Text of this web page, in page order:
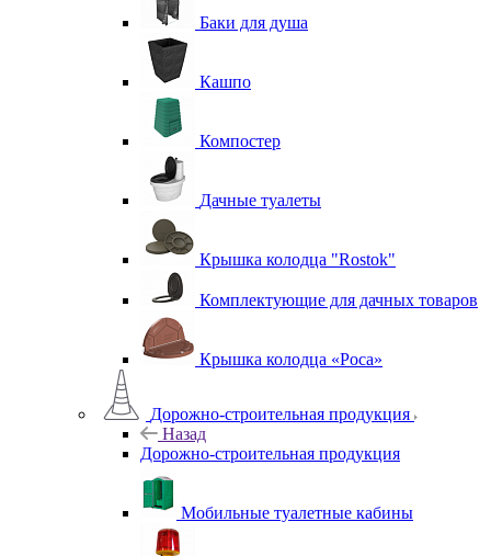
Баки для душа
Кашпо
Компостер
Дачные туалеты
Крышка колодца "Rostok"
Комплектующие для дачных товаров
Крышка колодца «Роса»
Дорожно-строительная продукция
Назад
Дорожно-строительная продукция
Мобильные туалетные кабины